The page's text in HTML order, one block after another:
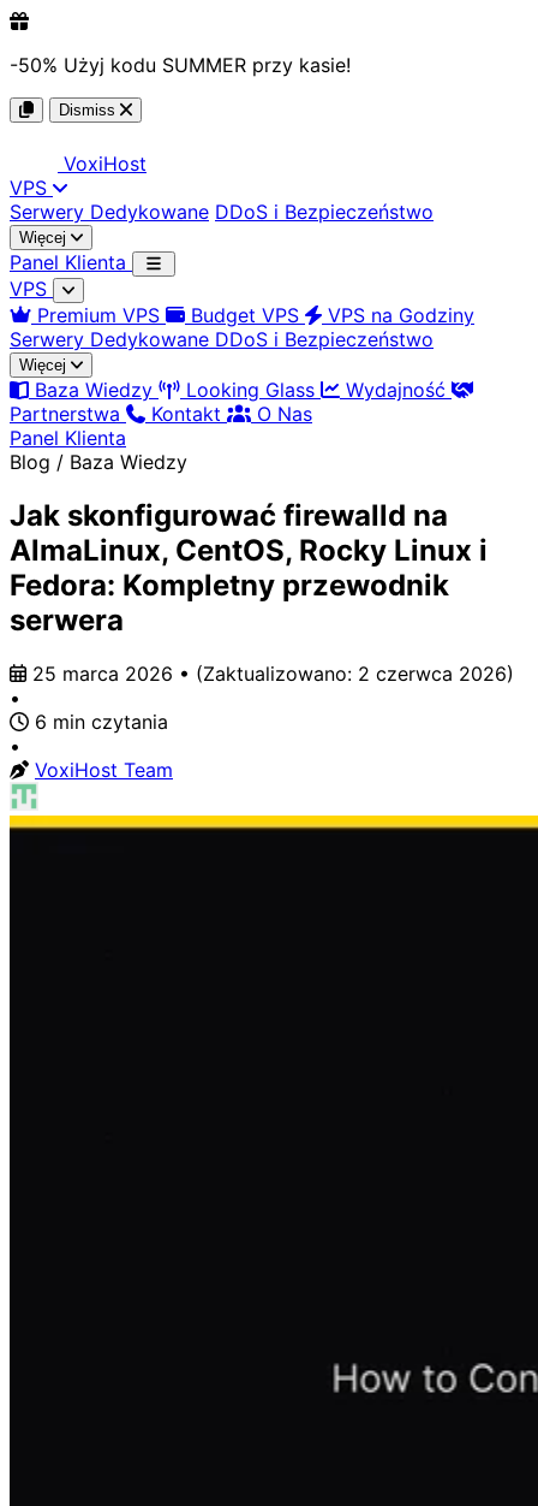
-50% Użyj kodu SUMMER przy kasie!
Dismiss
VoxiHost
VPS
Serwery Dedykowane DDoS i Bezpieczeństwo
Więcej
Panel Klienta
VPS
Premium VPS
Budget VPS
VPS na Godziny
Serwery Dedykowane DDoS i Bezpieczeństwo
Więcej
Baza Wiedzy Looking Glass
Wydajność
Partnerstwa
Kontakt
O Nas
Panel Klienta
Blog / Baza Wiedzy
Jak skonfigurować firewalld na
AlmaLinux, CentOS, Rocky Linux i
Fedora: Kompletny przewodnik
serwera
25 marca 2026 • (Zaktualizowano: 2 czerwca 2026)
•
6 min czytania
•
VoxiHost Team